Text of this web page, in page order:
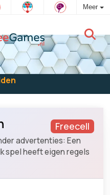
Meer
om te spelen
Freecell
advertenties: Een
spel heeft eigen regels